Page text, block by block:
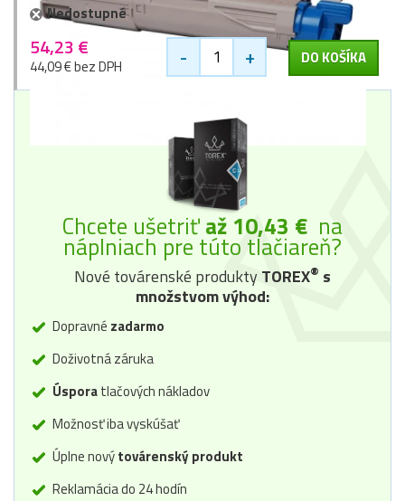
Nedostupné
54,23 €
44,09 € bez DPH - + DO KOŠÍKA
Chcete ušetriťaž 10,43 € na
náplniach pre túto tlačiareň?
Nové továrenské produktyTOREX® s
množstvom výhod:
Dopravné zadarmo
Doživotná záruka
Úsporatlačových nákladov
Možnosť iba vyskúšať
Úplne novýtovárenský produkt
Reklamácia do 24 hodín